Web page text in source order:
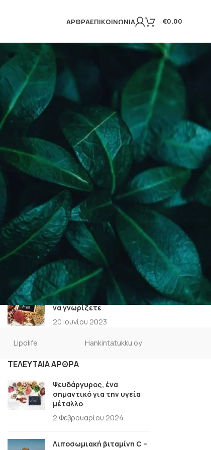
ΆΡΘΡΑΕΠΙΚΟΙΝΩΝΊΑ €0,00
ΚΑΤΗΓΟΡΊΕΣ
Γενικά
Λιποσωμιακά προϊόντα – Lipolife
ΠΡΌΣΦΑΤΑ
Ψευδάργυρος, ένα
σημαντικό για την υγεία
μέταλλο
2 Φεβρουαρίου 2024
Λιποσωμιακή βιταμίνη C –
5 οφέλη καθημερινής
λήψης
22 Ιουνίου 2023
Σίδηρος – Όλα όσα πρέπει
να γνωρίζετε
20 Ιουνίου 2023
Lipolife Hankintatukku oy
ΤΕΛΕΥΤΑΊΑ ΆΡΘΡΑ
Ψευδάργυρος, ένα
σημαντικό για την υγεία
μέταλλο
2 Φεβρουαρίου 2024
Λιποσωμιακή βιταμίνη C –